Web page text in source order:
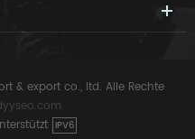
& export co., ltd. Alle Rechte
IPV6